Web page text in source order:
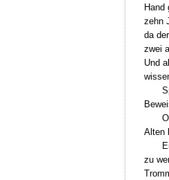
Hand
zehn
da
zwei
Und
Alten
zu